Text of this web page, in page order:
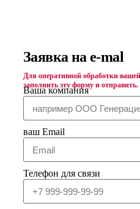
Заявка на e-mal
Для оперативной обработки
заполнить эту форму и
Ваша компания
ваш Email
Телефон для связи